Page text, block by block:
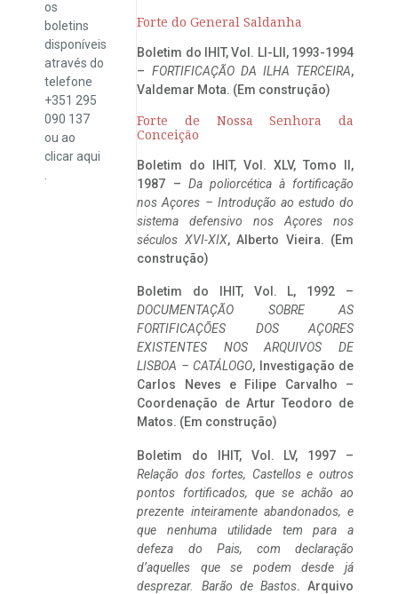
os
boletins
disponíveis
através do
telefone
+351 295
090 137
ou ao
clicaraqui
Forte do General Saldanha
Boletim do IHIT, Vol. LI-LII, 1993-1994
– FORTIFICAÇÃO DA ILHA TERCEIRA,
Valdemar Mota. (Em construção)
Forte de Nossa Senhora da
Conceição
Boletim do IHIT, Vol. XLV, Tomo II,
1987 – Da poliorcética à fortificação
nos Açores – Introdução ao estudo do
sistema defensivo nos Açores nos
séculos XVI-XIX, Alberto Vieira. (Em
construção)
Boletim do IHIT, Vol. L, 1992 –
DOCUMENTAÇÃO SOBRE AS
FORTIFICAÇÕES DOS AÇORES
EXISTENTES NOS ARQUIVOS DE
LISBOA – CATÁLOGO, Investigação de
Carlos Neves e Filipe Carvalho –
Coordenação de Artur Teodoro de
Matos. (Em construção)
Boletim do IHIT, Vol. LV, 1997 –
Relação dos fortes, Castellos e outros
pontos fortificados, que se achão ao
prezente inteiramente abandonados, e
que nenhuma utilidade tem para a
defeza do Pais, com declaração
d’aquelles que se podem desde já
desprezar. Barão de Bastos. Arquivo